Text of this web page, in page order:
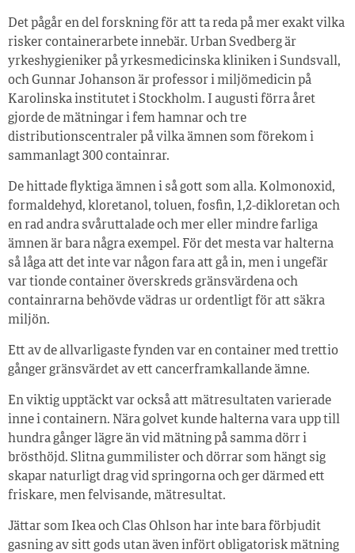
Det pågår en del forskning för att ta reda på mer exakt vilka
risker containerarbete innebär. Urban Svedberg är
yrkeshygieniker på yrkesmedicinska kliniken i Sundsvall,
och Gunnar Johanson är professor i miljömedicin på
Karolinska institutet i Stockholm. I augusti förra året
gjorde de mätningar i fem hamnar och tre
distributionscentraler på vilka ämnen som förekom i
sammanlagt 300 containrar.
De hittade flyktiga ämnen i så gott som alla. Kolmonoxid,
formaldehyd, kloretanol, toluen, fosfin, 1,2-dikloretan och
en rad andra svåruttalade och mer eller mindre farliga
ämnen är bara några exempel. För det mesta var halterna
så låga att det inte var någon fara att gå in, men i ungefär
var tionde container överskreds gränsvärdena och
containrarna behövde vädras ur ordentligt för att säkra
miljön.
Ett av de allvarligaste fynden var en container med trettio
gånger gränsvärdet av ett cancerframkallande ämne.
En viktig upptäckt var också att mätresultaten varierade
inne i containern. Nära golvet kunde halterna vara upp till
hundra gånger lägre än vid mätning på samma dörr i
brösthöjd. Slitna gummilister och dörrar som hängt sig
skapar naturligt drag vid springorna och ger därmed ett
friskare, men felvisande, mätresultat.
Jättar som Ikea och Clas Ohlson har inte bara förbjudit
gasning av sitt gods utan även infört obligatorisk mätning